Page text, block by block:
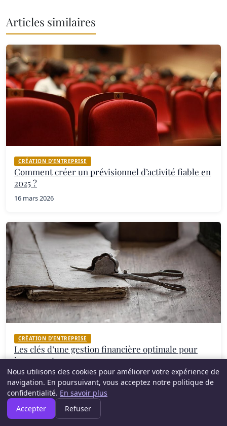
Articles similaires
CRÉATION D’ENTREPRISE
Comment créer un prévisionnel d’activité fiable en
2025 ?
16 mars 2026
CRÉATION D’ENTREPRISE
Les clés d’une gestion financière optimale pour
jeunes entrepreneurs en 2025
8 janvier 2026
Nous utilisons des cookies pour améliorer votre expérience de
navigation. En poursuivant, vous acceptez notre politique de
confidentialité. En savoir plus
Accepter
Refuser